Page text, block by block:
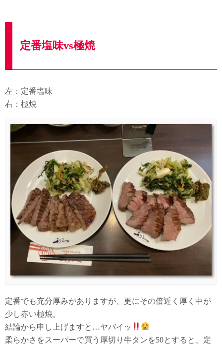
定番塩味vs極焼
左：定番塩味
右：極焼
定番でも充分厚みがありますが、更にその倍近く厚く中が
少し赤い極焼。
結論から申し上げますと…ヤバイッ
柔らかさをスーパーで買う厚切り牛タンを50とすると、定